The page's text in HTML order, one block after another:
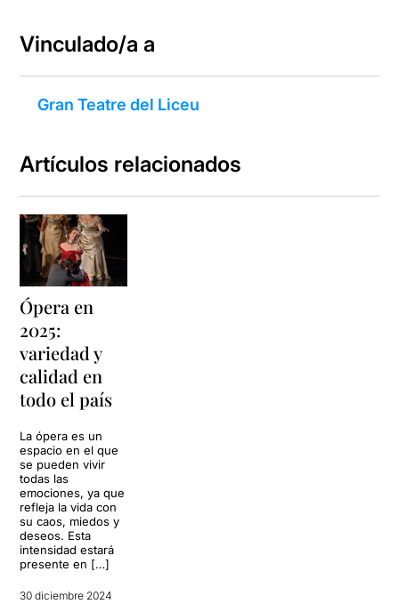
Vinculado/a a
Gran Teatre del Liceu
Artículos relacionados
Ópera en
2025:
variedad y
calidad en
todo el país
La ópera es un
espacio en el que
se pueden vivir
todas las
emociones, ya que
refleja la vida con
su caos, miedos y
deseos. Esta
intensidad estará
presente en […]
30 diciembre 2024